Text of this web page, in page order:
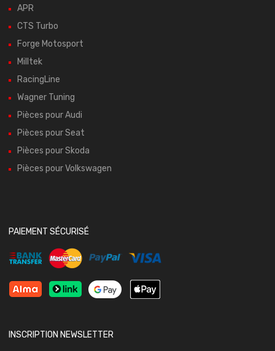
APR
CTS Turbo
Forge Motosport
Milltek
RacingLine
Wagner Tuning
Pièces pour Audi
Pièces pour Seat
Pièces pour Skoda
Pièces pour Volkswagen
PAIEMENT SÉCURISÉ
INSCRIPTION NEWSLETTER